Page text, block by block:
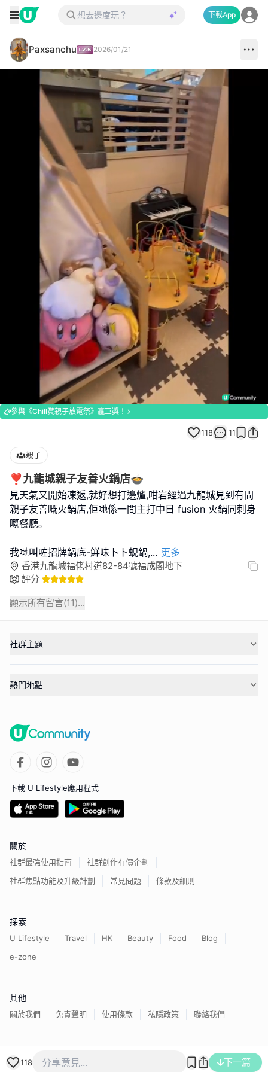
下載App
Paxsanchu 2026/01/21
Loaded:
100.00%
Unmute
參與《Chill賞親子放電祭》贏巨獎！
118 11
親子
❣️九龍城親子友善火鍋店🍲
見天氣又開始凍返,就好想打邊爐,咁岩經過九龍城見到有間
親子友善嘅火鍋店,佢哋係一間主打中日 fusion 火鍋同刺身
嘅餐廳｡
我哋叫咗招牌鍋底-鮮味卜卜蜆鍋,... 更多
香港九龍城福佬村道82-84號福成閣地下
評分
顯示所有留言(11)...
118 下一篇
社群主題
熱門地點
下載 U Lifestyle應用程式
關於
社群最強使用指南
社群創作有價企劃
社群焦點功能及升級計劃
常見問題 條款及細則
探索
U Lifestyle Travel HK Beauty Food
Blog
e-zone
其他
關於我們 免責聲明 使用條款 私隱政策 聯絡我們
香港經濟日報版權所有©